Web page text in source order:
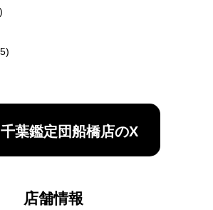
千葉鑑定団船橋店のX
店舗情報